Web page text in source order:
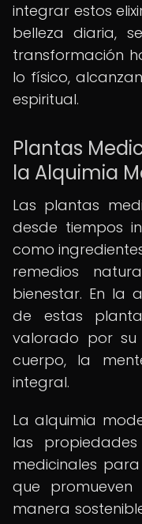
integrar estos
belleza diaria,
transformación
lo físico,
espiritual.
Plantas
la Alquimia
Las plantas
desde tiempos
como
remedios
bienestar. En la
de estas
valorado por
cuerpo, la
integral.
La alquimia
las
medicinales
que
manera